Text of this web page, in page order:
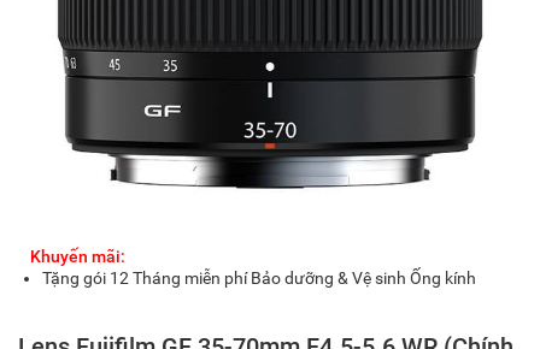
Khuyến mãi:
Tặng gói 12 Tháng miễn phí Bảo dưỡng & Vệ sinh Ống kính